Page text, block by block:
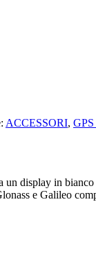
ACCESSORI,
display in
e Galileo